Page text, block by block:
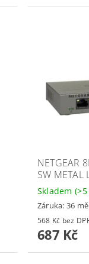
NETGEAR
SW METAL
Skladem
Záruka: 36
568 Kč bez
687 Kč